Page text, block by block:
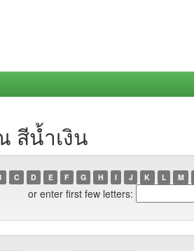
สีน้ำเงิน
C D E F G H I J K L M
or enter first few letters: